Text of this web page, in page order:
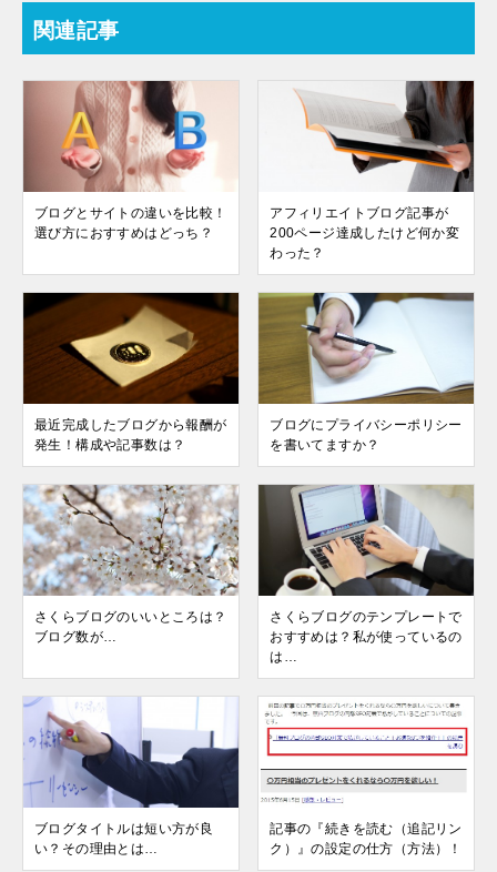
関連記事
ブログとサイトの違いを比較！
選び方におすすめはどっち？
アフィリエイトブログ記事が
200ページ達成したけど何か変
わった？
最近完成したブログから報酬が
発生！構成や記事数は？
ブログにプライバシーポリシー
を書いてますか？
さくらブログのいいところは？
ブログ数が…
さくらブログのテンプレートで
おすすめは？私が使っているの
は…
ブログタイトルは短い方が良
い？その理由とは…
記事の『続きを読む（追記リン
ク）』の設定の仕方（方法）！